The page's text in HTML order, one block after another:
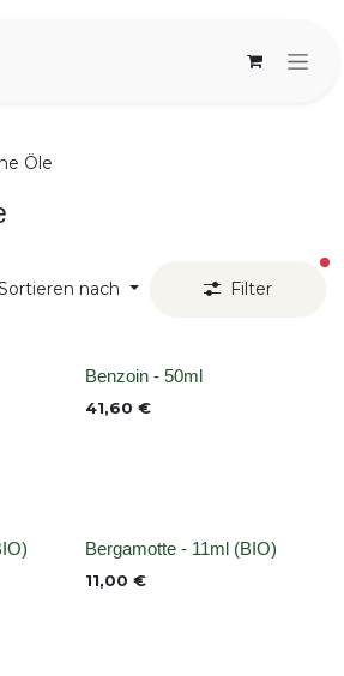
Öle
nach Filter
None
Benzoin - 50ml
41,60 €
None
Bergamotte - 11ml (BIO)
11,00 €